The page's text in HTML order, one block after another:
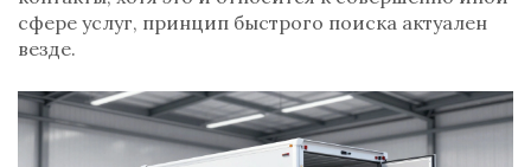
сфере услуг, принцип быстрого поиска актуален
везде.